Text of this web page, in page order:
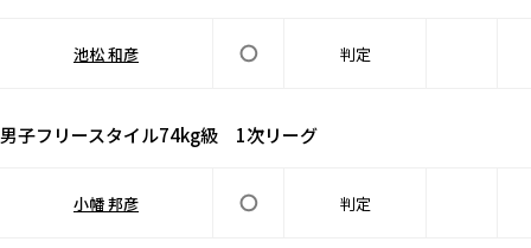
池松 和彦 判定
男子フリースタイル74kg級 1次リーグ
小幡 邦彦 判定